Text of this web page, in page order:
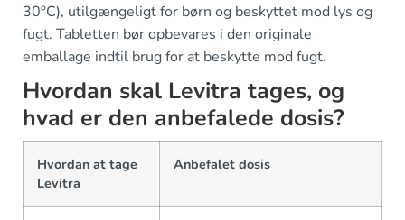
30°C), utilgængeligt for børn og beskyttet mod lys og
fugt. Tabletten bør opbevares i den originale
emballage indtil brug for at beskytte mod fugt.
Hvordan skal Levitra tages, og
hvad er den anbefalede dosis?
Hvordan at tage
Levitra
Anbefalet dosis